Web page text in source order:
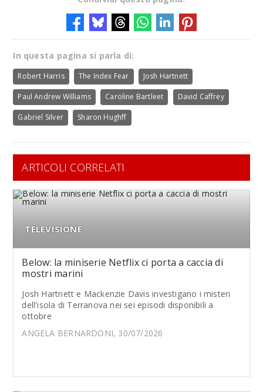
In questa pagina si parla di:
Robert Harris The Index Fear Josh Hartnett
Paul Andrew Williams Caroline Bartleet David Caffrey
Gabriel Silver Sharon Hughff
ARTICOLI CORRELATI
TELEVISIONE
Below: la miniserie Netflix ci porta a caccia di
mostri marini
Josh Hartnett e Mackenzie Davis investigano i misteri
dell'isola di Terranova nei sei episodi disponibili a
ottobre
ANGELA BERNARDONI, 30/07/2026